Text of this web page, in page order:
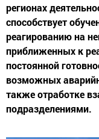
регионах
способствует
реагированию на
приближенных к
постоянной
возможных
также отработке
подразделениями.